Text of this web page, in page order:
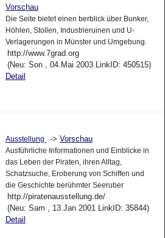
Vorschau
Die Seite bietet einen berblick über Bunker,
Höhlen, Stollen, Industrieruinen und U-
Verlagerungen in Münster und Umgebung.
http://www.7grad.org
(Neu: Son , 04.Mai 2003 LinkID: 450515)
Detail
Ausstellung -> Vorschau
Ausführliche Informationen und Einblicke in
das Leben der Piraten, ihren Alltag,
Schatzsuche, Eroberung von Schiffen und
die Geschichte berühmter Seeruber
http://piratenausstellung.de/
(Neu: Sam , 13.Jan 2001 LinkID: 35844)
Detail